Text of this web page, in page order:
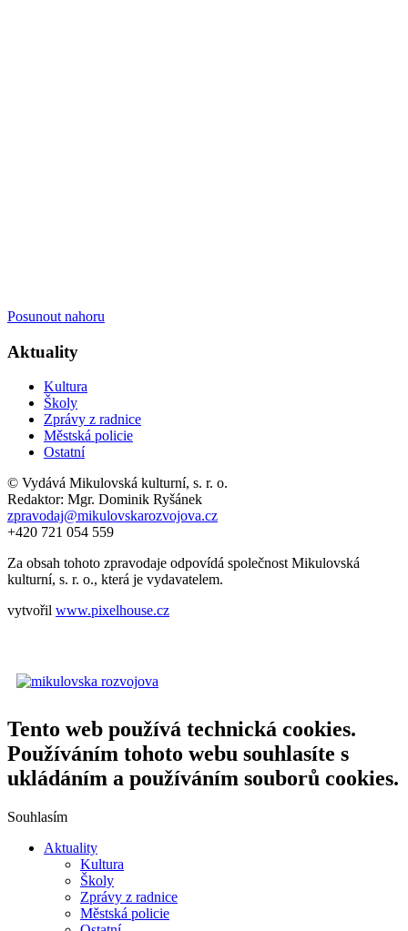
Posunout nahoru
Aktuality
Kultura
Školy
Zprávy z radnice
Městská policie
Ostatní
© Vydává Mikulovská kulturní, s. r. o.
Redaktor: Mgr. Dominik Ryšánek
zpravodaj@mikulovskarozvojova.cz
+420 721 054 559
Za obsah tohoto zpravodaje odpovídá společnost Mikulovská
kulturní, s. r. o., která je vydavatelem.
vytvořil www.pixelhouse.cz
Tento web používá technická cookies.
Používáním tohoto webu souhlasíte s
ukládáním a používáním souborů cookies.
Souhlasím
Aktuality
Kultura
Školy
Zprávy z radnice
Městská policie